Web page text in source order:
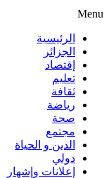
Menu
الرئيسية
الجزائر
إقتصاد
تعليم
ثقافة
رياضة
صحة
مجتمع
الدين و الحياة
دولي
إعلانات وإشهار